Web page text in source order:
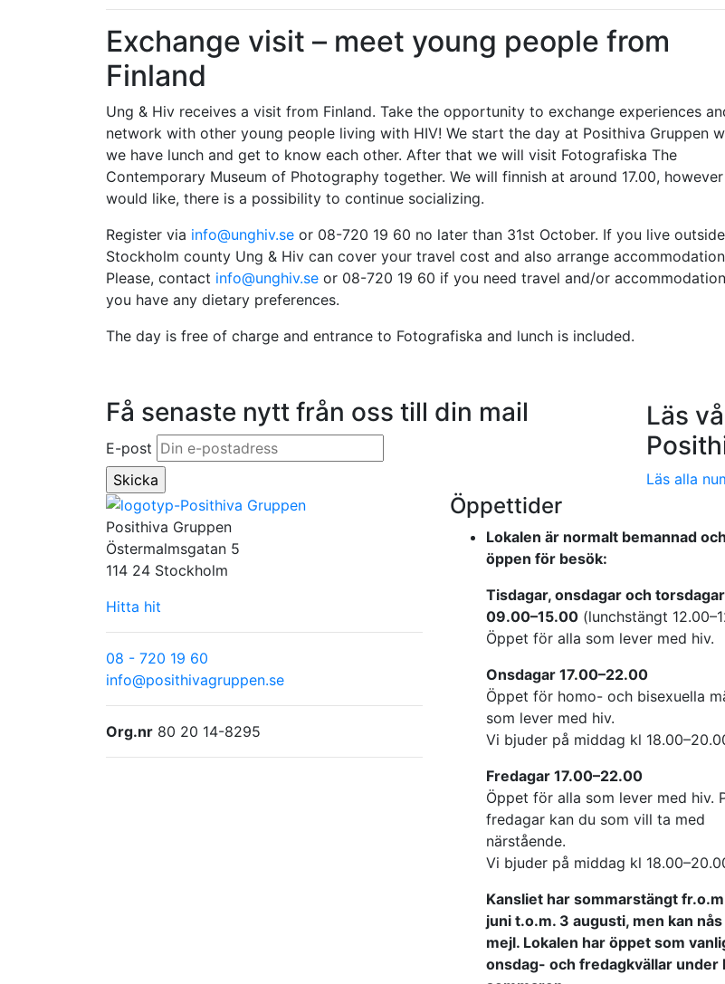
Exchange visit – meet young people from
Finland
Ung & Hiv receives a visit from Finland. Take the opportunity to exchange experiences
network with other young people living with HIV! We start the day at Posithiva Gruppen
we have lunch and get to know each other. After that we will visit Fotografiska The
Contemporary Museum of Photography together. We will finnish at around 17.00,
would like, there is a possibility to continue socializing.
Register via info@unghiv.se or 08-720 19 60 no later than 31st October. If you live
Stockholm county Ung & Hiv can cover your travel cost and also arrange
Please, contact info@unghiv.se or 08-720 19 60 if you need travel and/or
you have any dietary preferences.
The day is free of charge and entrance to Fotografiska and lunch is included.
Få senaste nytt från oss till din mail
E-post
Läs
Läs alla
Posithiva Gruppen
Östermalmsgatan 5
114 24 Stockholm
Hitta hit
08 - 720 19 60
info@posithivagruppen.se
Org.nr 80 20 14-8295
Öppettider
Lokalen är normalt bemannad och
öppen för besök:
Tisdagar, onsdagar och torsdagar
09.00–15.00 (lunchstängt
Öppet för alla som lever med hiv.
Onsdagar 17.00–22.00
Öppet för homo- och bisexuella
som lever med hiv.
Vi bjuder på middag kl
Fredagar 17.00–22.00
Öppet för alla som lever med hiv.
fredagar kan du som vill ta med
närstående.
Vi bjuder på middag kl
Kansliet har sommarstängt
juni t.o.m. 3 augusti, men kan nås
mejl. Lokalen har öppet som
onsdag- och fredagkvällar under